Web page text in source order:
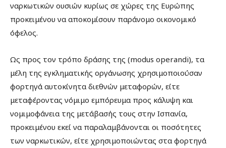
ναρκωτικών ουσιών κυρίως σε χώρες της Ευρώπης
προκειμένου να αποκομίσουν παράνομο οικονομικό
όφελος.
Ως προς τον τρόπο δράσης της (modus operandi), τα
μέλη της εγκληματικής οργάνωσης χρησιμοποιούσαν
φορτηγά αυτοκίνητα διεθνών μεταφορών, είτε
μεταφέροντας νόμιμο εμπόρευμα προς κάλυψη και
νομιμοφάνεια της μετάβασής τους στην Ισπανία,
προκειμένου εκεί να παραλαμβάνονται οι ποσότητες
των ναρκωτικών, είτε χρησιμοποιώντας στα φορτηγά